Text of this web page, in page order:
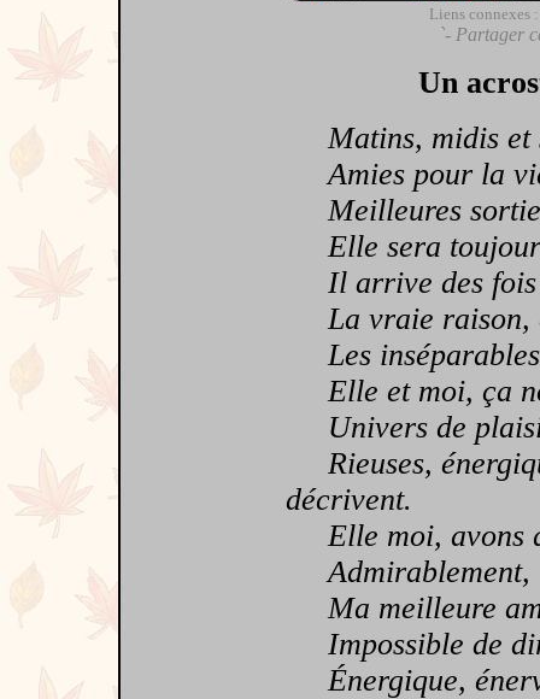
Liens connexes :
`- Partager
Un
Matins, midis et
Amies pour la
Meilleures
Elle sera
Il arrive des fois
La vraie raison,
Les
Elle et moi, ça
Univers de
Rieuses,
décrivent.
Elle moi, avons
Admirablement,
Ma meilleure
Impossible de
Énergique,